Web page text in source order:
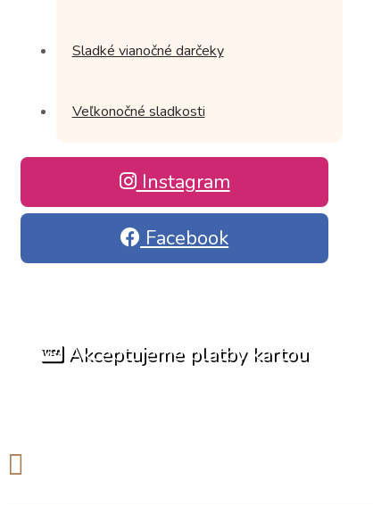
Sladké vianočné darčeky
Veľkonočné sladkosti
Instagram
Facebook
Akceptujeme platby kartou